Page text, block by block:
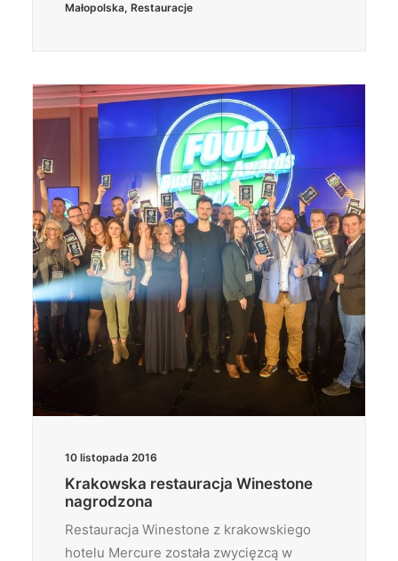
Małopolska, Restauracje
10 listopada 2016
Krakowska restauracja Winestone
nagrodzona
Restauracja Winestone z krakowskiego
hotelu Mercure została zwycięzcą w